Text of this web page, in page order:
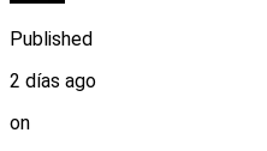
Published
2 días ago
on